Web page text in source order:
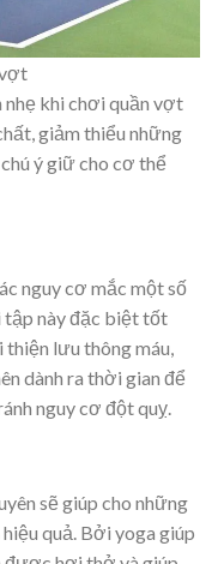
nhẹ khi chơi quần vợt
giảm thiểu những
ý giữ cho cơ thể
nguy cơ mắc một số
tập này đặc biệt tốt
thiện lưu thông máu,
dành ra thời gian để
nguy cơ đột quỵ.
sẽ giúp cho những
quả. Bởi yoga giúp